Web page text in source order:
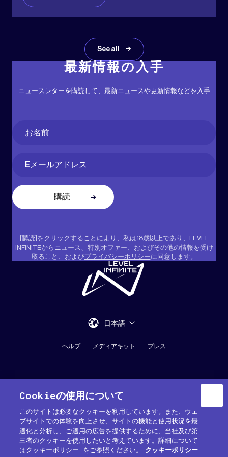
See all
最新情報の入手
ニュースレターを購読して、最新ニュースや更新情報などを入手
Name(必
[購読]をクリックすることにより、私は18歳以上であり、LEVEL
INFINITEからニュース、特別オファー、およびその他の情報を受け
取ること、およびプライバシーポリシーに同意します。
ヘルプ メディアキット プレス
"
日本語
Cookie 優先設定
Cookieの使用について
このサイトは必要なクッキーを利用しています。また、ウェ
ブサイトでの体験を向上させ、サイトの機能と使用状況を最
適化と分析し、ご適用の広告を提供するために、当社及び第
三者のクッキーを使用したいと考えています。詳細について
はクッキーポリシー をご参照ください。
クッキーポリシー